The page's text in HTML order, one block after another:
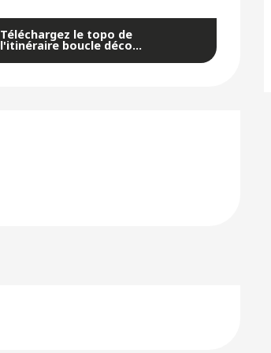
Téléchargez le topo de
l'itinéraire boucle déco...